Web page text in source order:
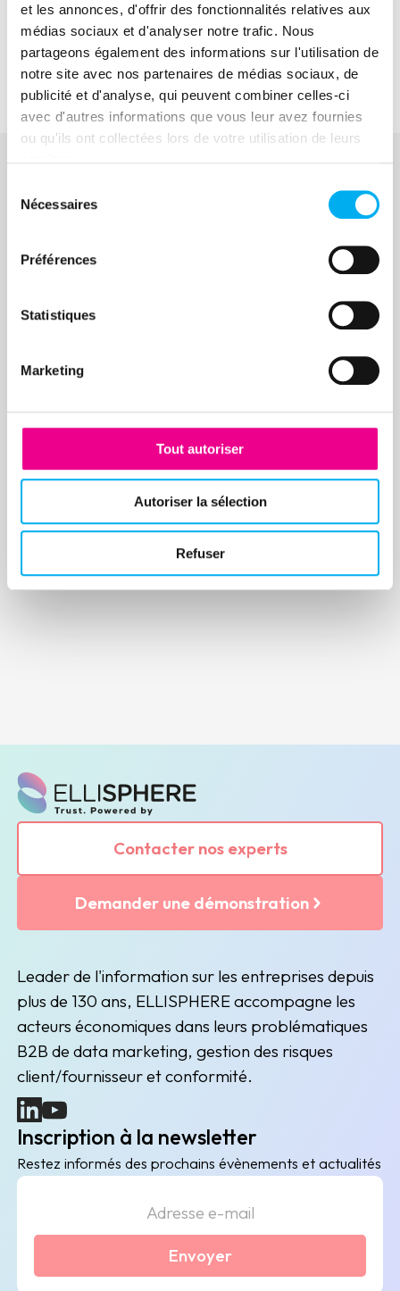
et les annonces, d'offrir des fonctionnalités relatives aux
médias sociaux et d'analyser notre trafic. Nous
partageons également des informations sur l'utilisation de
notre site avec nos partenaires de médias sociaux, de
publicité et d'analyse, qui peuvent combiner celles-ci
avec d'autres informations que vous leur avez fournies
ou qu'ils ont collectées lors de votre utilisation de leurs
Nécessaires
Préférences
Statistiques
Marketing
Tout autoriser
Autoriser la sélection
Refuser
Ressource suivante
Eric Latreuille, Vice-Président International de
l'AFDCC
Ressources similaires
Vous pourriez aussi être intéressé par
Contacter nos experts
Demander une démonstration
Leader de l'information sur les entreprises depuis
plus de 130 ans, ELLISPHERE accompagne les
acteurs économiques dans leurs problématiques
B2B de data marketing, gestion des risques
client/fournisseur et conformité.
(nouvelle fenêtre)
(nouvelle fenêtre)
Inscription à la newsletter
Restez informés des prochains évènements et actualités
Envoyer